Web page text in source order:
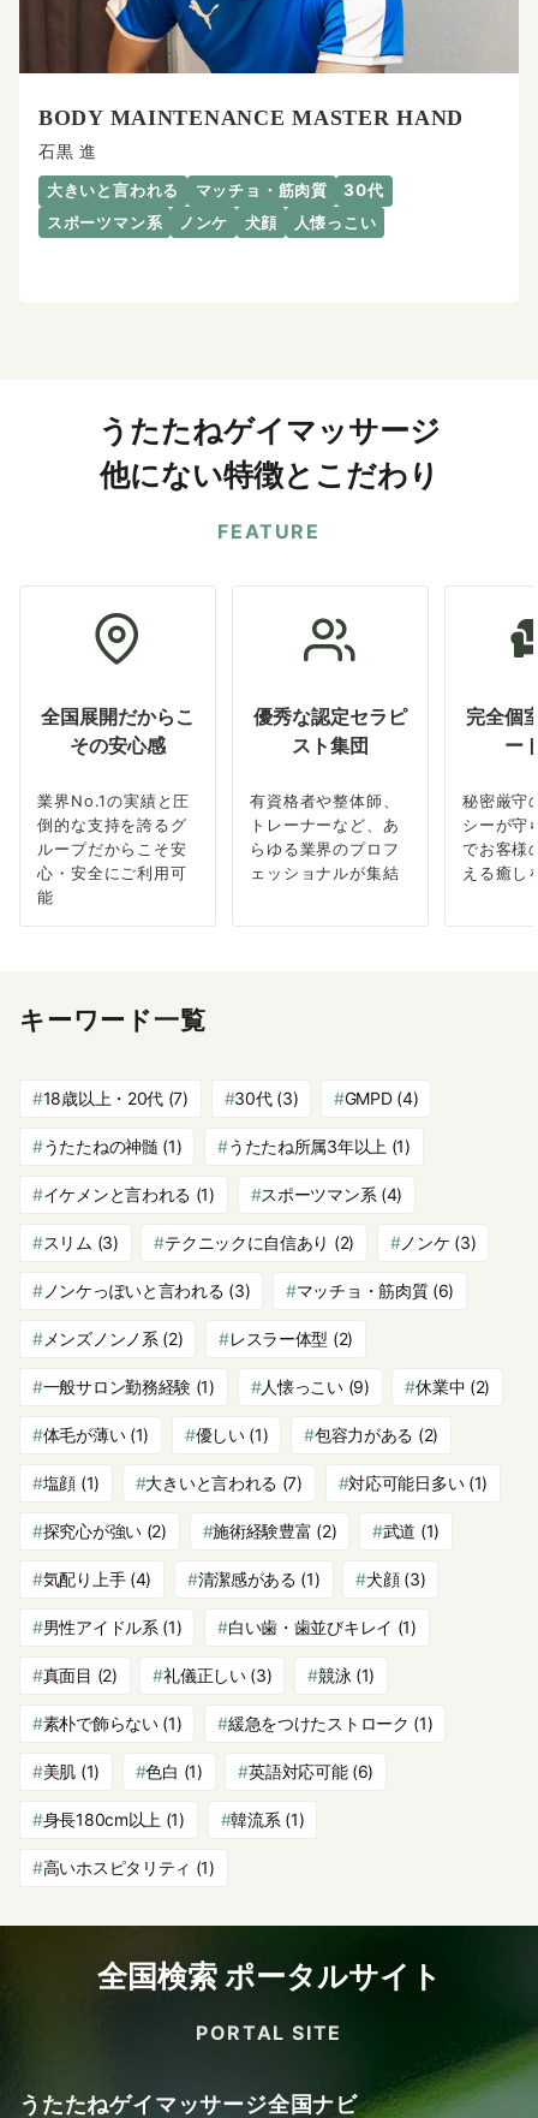
BODY MAINTENANCE MASTER HAND
石黒 進
大きいと言われる マッチョ・筋肉質
30代
スポーツマン系
ノンケ 犬顔 人懐っこい
うたたねゲイマッサージ
他にない特徴とこだわり
FEATURE
全国展開だからこ
その安心感
業界No.1の実績と圧
倒的な支持を誇るグ
ループだからこそ安
心・安全にご利用可
能
優秀な認定セラピ
スト集団
有資格者や整体師、
トレーナーなど、あ
らゆる業界のプロフ
ェッショナルが集結
完全個
ー
秘密厳守
シーが守
でお客様
える癒し
キーワード一覧
18歳以上・20代 (7) 30代(3) GMPD(4)
うたたねの神髄 (1) うたたね所属3年以上 (1)
イケメンと言われる (1) スポーツマン系 (4)
スリム (3) テクニックに自信あり (2) ノンケ (3)
ノンケっぽいと言われる (3) マッチョ・筋肉質(6)
メンズノンノ系 (2) レスラー体型 (2)
一般サロン勤務経験 (1) 人懐っこい(9) 休業中 (2)
体毛が薄い(1) 優しい(1) 包容力がある (2)
塩顔 (1) 大きいと言われる (7) 対応可能日多い(1)
探究心が強い(2) 施術経験豊富 (2) 武道 (1)
気配り上手(4) 清潔感がある (1) 犬顔(3)
男性アイドル系 (1) 白い歯・歯並びキレイ (1)
真面目 (2) 礼儀正しい(3) 競泳 (1)
素朴で飾らない(1) 緩急をつけたストローク (1)
美肌 (1) 色白 (1) 英語対応可能(6)
身長180cm以上 (1) 韓流系 (1)
高いホスピタリティ (1)
全国検索 ポータルサイト
PORTAL SITE
うたたねゲイマッサージ全国ナビ